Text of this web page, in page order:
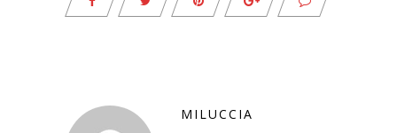
MILUCCIA